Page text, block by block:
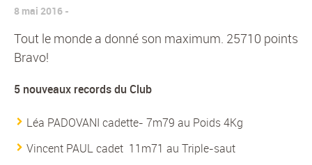
8 mai 2016
Tout le monde a donné son maximum. 25710 points
Bravo!
5 nouveaux records du Club
Léa PADOVANI cadette- 7m79 au Poids 4Kg
Vincent PAUL cadet 11m71 au Triple-saut